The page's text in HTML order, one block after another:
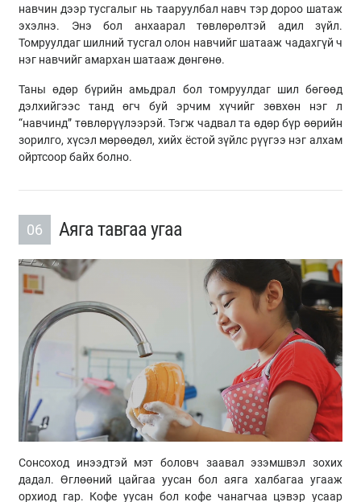
навчин дээр тусгалыг нь тааруулбал навч тэр дороо шатаж
эхэлнэ. Энэ бол анхаарал төвлөрөлтэй адил зүйл.
Томруулдаг шилний тусгал олон навчийг шатааж чадахгүй ч
нэг навчийг амархан шатааж дөнгөнө.
Таны өдөр бүрийн амьдрал бол томруулдаг шил бөгөөд
дэлхийгээс танд өгч буй эрчим хүчийг зөвхөн нэг л
“навчинд” төвлөрүүлээрэй. Тэгж чадвал та өдөр бүр өөрийн
зорилго, хүсэл мөрөөдөл, хийх ёстой зүйлс рүүгээ нэг алхам
ойртсоор байх болно.
06 Аяга тавгаа угаа
Сонсоход инээдтэй мэт боловч заавал эзэмшвэл зохих
дадал. Өглөөний цайгаа уусан бол аяга халбагаа угааж
орхиод гар. Кофе уусан бол кофе чанагчаа цэвэр усаар